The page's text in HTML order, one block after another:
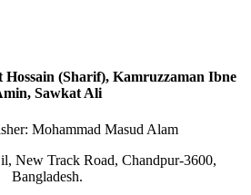
(Sharif), Kamruzzaman Ibne
Sawkat Ali
Mohammad Masud Alam
New Track Road, Chandpur-3600,
Bangladesh.